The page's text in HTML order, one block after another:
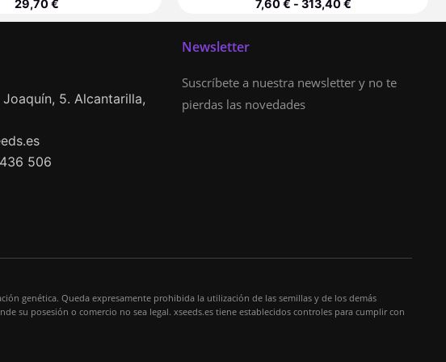
29,70€ 7,60€ - 313,40€
Joaquín, 5. Alcantarilla,
506
Newsletter
Suscríbete a nuestra newsletter y no te
pierdas las novedades
genética. Queda expresamente prohibida la utilización de las semillas y de los demás
su posesión o comercio no sea legal. xseeds.es tiene establecidos controles para cumplir con